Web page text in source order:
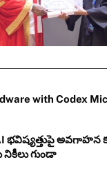
with Codex
అవగాహన
గుండా